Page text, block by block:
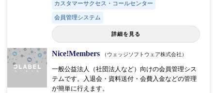
カスタマーサクセス・コールセンター
会員管理システム
詳細を見る
Nice!Members （ウェッジソフトウェア株式会社）
一般公益法人（社団法人など）向けの会員管理シス
テムです。入退会・資料送付・会費入金などの管理
が簡単に行えます。